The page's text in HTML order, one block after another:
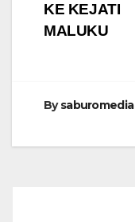
KE KEJATI
MALUKU
Bysaburomedia